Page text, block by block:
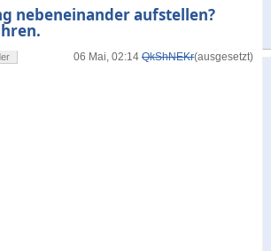
nebeneinander aufstellen?
06 Mai, 02:14 QkShNEKr(ausgesetzt)